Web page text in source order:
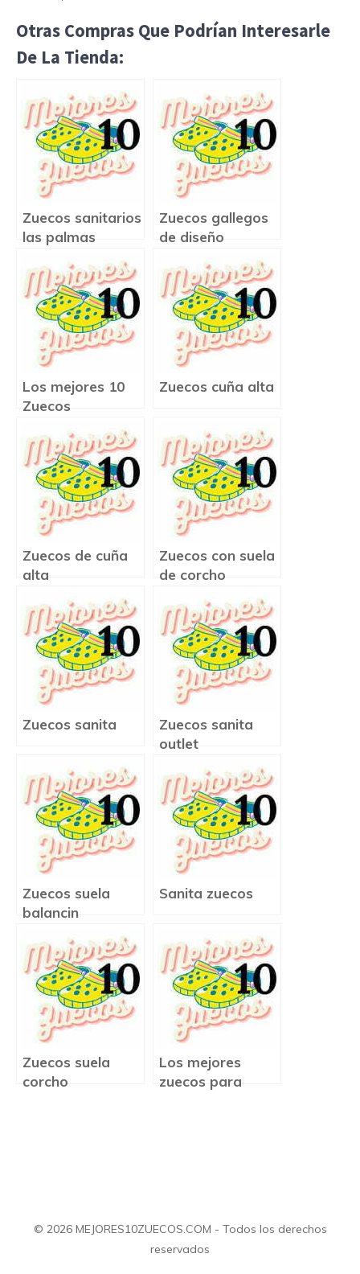
Otras Compras Que Podrían Interesarle
De La Tienda:
Zuecos sanitarios
las palmas
Zuecos gallegos
de diseño
Los mejores 10
Zuecos
Zuecos cuña alta
Zuecos de cuña
alta
Zuecos con suela
de corcho
Zuecos sanita
Zuecos sanita
outlet
Zuecos suela
balancin
Sanita zuecos
Zuecos suela
corcho
Los mejores
zuecos para
© 2026 MEJORES10ZUECOS.COM - Todos los derechos
reservados